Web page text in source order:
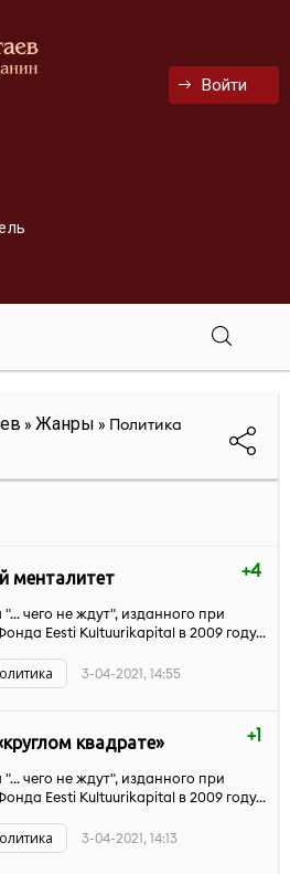
Войти
»Жанры » Политика
+4
менталитет
чего не ждут", изданного при
Eesti Kultuurikapital в 2009 году...
3-04-2021, 14:55
+1
квадрате»
чего не ждут", изданного при
Eesti Kultuurikapital в 2009 году...
3-04-2021, 14:13